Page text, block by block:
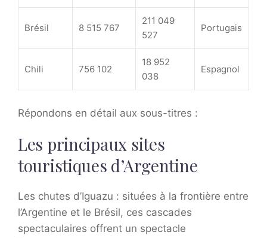
Brésil 8 515 767
211 049
527
Portugais
Chili 756 102
18 952
038
Espagnol
Répondons en détail aux sous-titres :
Les principaux sites
touristiques d’Argentine
Les chutes d’Iguazu : situées à la frontière entre
l’Argentine et le Brésil, ces cascades
spectaculaires offrent un spectacle